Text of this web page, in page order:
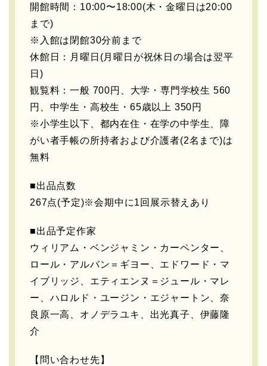
開館時間：10:00〜18:00(木・金曜日は20:00
まで)
※入館は閉館30分前まで
休館日：月曜日(月曜日が祝休日の場合は翌平
日)
観覧料：一般 700円、大学・専門学校生 560
円、中学生・高校生・65歳以上 350円
※小学生以下、都内在住・在学の中学生、障
がい者手帳の所持者および介護者(2名まで)は
無料
■出品点数
267点(予定)※会期中に1回展示替えあり
■出品予定作家
ウィリアム・ベンジャミン・カーペンター、
ロール・アルバン＝ギヨー、エドワード・マ
イブリッジ、エティエンヌ＝ジュール・マレ
ー、ハロルド・ユージン・エジャートン、奈
良原一高、オノデラユキ、出光真子、伊藤隆
介
【問い合わせ先】